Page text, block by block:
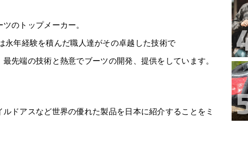
のトップメーカー。
永年経験を積んだ職人達がその卓越した技術で
先端の技術と熱意でブーツの開発、提供をしています。
ドアスなど世界の優れた製品を日本に紹介することをミ